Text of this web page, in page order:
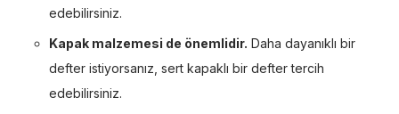
edebilirsiniz.
Kapak malzemesi de önemlidir. Daha dayanıklı bir
defter istiyorsanız, sert kapaklı bir defter tercih
edebilirsiniz.